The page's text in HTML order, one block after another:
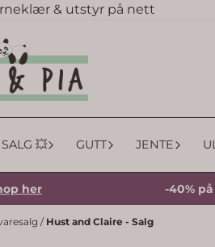
& utstyr på nett
SALG 💥 GUTT JENTE
-40% på ALT
/ Hust and Claire - Salg